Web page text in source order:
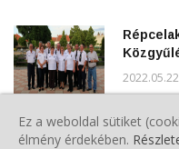
Ez a weboldal sütiket
élmény érdekében.